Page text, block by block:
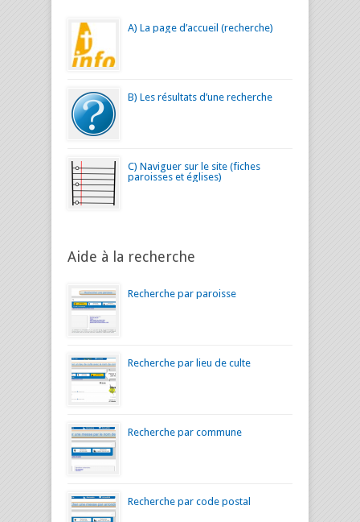
A) La page d’accueil (recherche)
B) Les résultats d’une recherche
C) Naviguer sur le site (fiches
paroisses et églises)
Aide à la recherche
Recherche par paroisse
Recherche par lieu de culte
Recherche par commune
Recherche par code postal